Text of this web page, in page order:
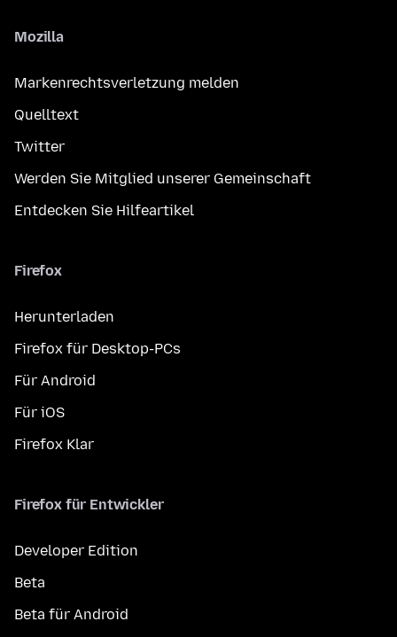
Mozilla
Markenrechtsverletzung melden
Quelltext
Twitter
Werden Sie Mitglied unserer Gemeinschaft
Entdecken Sie Hilfeartikel
Firefox
Herunterladen
Firefox für Desktop-PCs
Für Android
Für iOS
Firefox Klar
Firefox für Entwickler
Developer Edition
Beta
Beta für Android